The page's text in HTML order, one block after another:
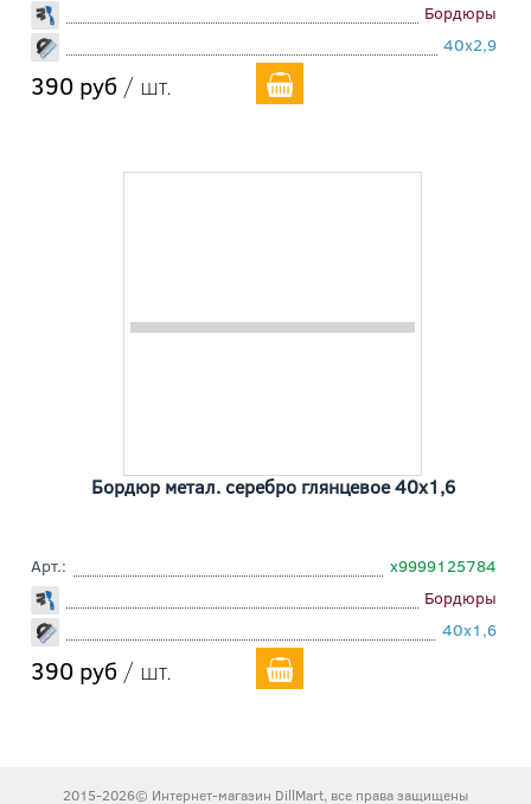
Бордюры
40x2,9
390 руб / шт.
Бордюр метал. серебро глянцевое 40x1,6
Арт.:
х9999125784
Бордюры
40x1,6
390 руб / шт.
2015-2026© Интернет-магазин DillMart, все права защищены